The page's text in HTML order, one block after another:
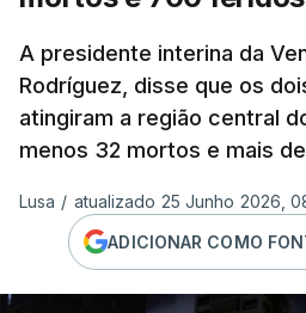
A presidente interina da
Rodríguez, disse que os
atingiram a região central
menos 32 mortos e mais
Lusa / atualizado 25 Junho 2026,
ADICIONAR COMO